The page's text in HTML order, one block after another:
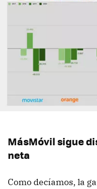
MásMóvil sigue
neta
Como decíamos, la